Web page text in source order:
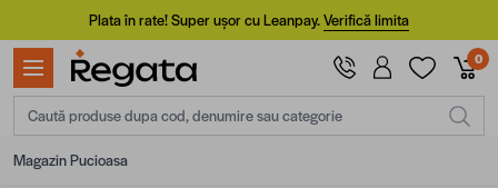
Mergi la ConținutPlata în rate! Super ușor cu Leanpay.Verifică limita
0
Caută produse dupa cod, denumire sau categorie
Magazin Pucioasa